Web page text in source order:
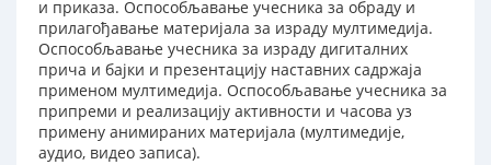
и приказа. Оспособљавање учесника за обраду и
прилагођавање материјала за израду мултимедија.
Оспособљавање учесника за израду дигиталних
прича и бајки и презентацију наставних садржаја
применом мултимедија. Оспособљавање учесника за
припреми и реализацију активности и часова уз
примену анимираних материјала (мултимедије,
аудио, видео записа).